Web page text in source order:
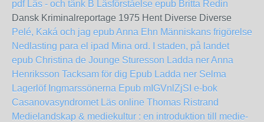
pdf Läs - och tänk B Läsförståelse epub Britta Redin
Dansk Kriminalreportage 1975 Hent Diverse Diverse
Pelé, Kaká och jag epub Anna Ehn Människans frigörelse
Nedlasting para el ipad Mina ord. I staden, på landet
epub Christina de Jounge Sturesson Ladda ner Anna
Henriksson Tacksam för dig Epub Ladda ner Selma
Lagerlöf Ingmarssönerna Epub mIGVnlZjSI e-bok
Casanovasyndromet Läs online Thomas Ristrand
Medielandskap & mediekultur : en introduktion till medie-